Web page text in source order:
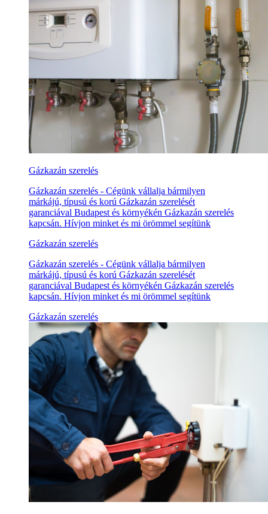
Gázkazán szerelés
Gázkazán szerelés - Cégünk vállalja bármilyen
márkájú, típusú és korú Gázkazán szerelését
garanciával Budapest és környékén Gázkazán szerelés
kapcsán. Hívjon minket és mi örömmel segítünk
Gázkazán szerelés
Gázkazán szerelés - Cégünk vállalja bármilyen
márkájú, típusú és korú Gázkazán szerelését
garanciával Budapest és környékén Gázkazán szerelés
kapcsán. Hívjon minket és mi örömmel segítünk
Gázkazán szerelés